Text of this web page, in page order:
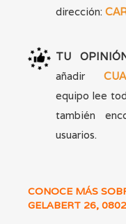
dirección:
TU
añadir
equipo lee
también
usuarios.
CONOCE MÁS
GELABERT 26,